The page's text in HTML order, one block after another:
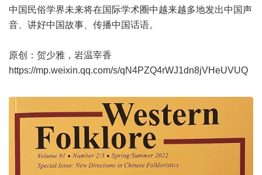
中国民俗学界未来将在国际学术圈中越来越多地发出中国声
音、讲好中国故事、传播中国话语。
原创：贺少雅，岩温宰香
https://mp.weixin.qq.com/s/qN4PZQ4rWJ1dn8jVHeUVUQ